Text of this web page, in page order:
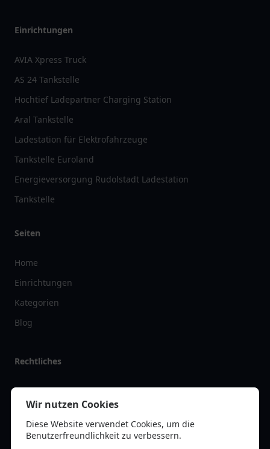
Einrichtungen
AVIA Xpress Truck
AS 24 Tankstelle
Hochtief Ladepartner Charging Station
Aral Tankstelle
Ladestation für Elektrofahrzeuge
Tankstelle Euroland
Energieversorgung Rudolstadt Ladestation
Tankstelle
Seiten
Home
Einrichtungen
Kategorien
Blog
Rechtliches
Impressum
Datenschutz
Kontakt
Wir nutzen Cookies
Diese Website verwendet Cookies, um die
Benutzerfreundlichkeit zu verbessern.